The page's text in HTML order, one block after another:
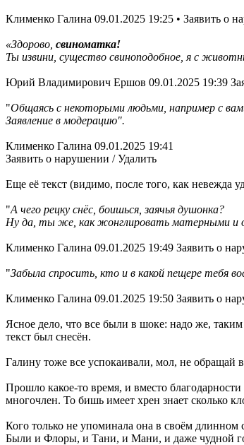
Клименко Галина 09.01.2025 19:25 • Заявить о
«Здорово, свиноматка!
Ты извини, существо свиноподобное, я с
Юрий Владимирович Ершов 09.01.2025 19:39
"Общаясь с некоторыми людьми, например с
Заявление в модерацию".
Клименко Галина 09.01.2025 19:41
Заявить о нарушении / Удалить
Еще её текст (видимо, после того, как невежда
"А чего рецку снёс, боишься, заячья душонка?
Ну да, ты же, как жонглировать матерными и
Клименко Галина 09.01.2025 19:49 Заявить о
"Забыла спросить, кто и в какой пещере тебя
Клименко Галина 09.01.2025 19:50 Заявить о
Ясное дело, что все были в шоке: надо же,
текст был снесён.
Галину тоже все успокаивали, мол, не обращай
Прошло какое-то время, и вместо
многочлен. То бишь имеет хрен знает сколько
Кого только не упоминала она в своём
Были и Флоры, и Тани, и Мани, и даже чудной